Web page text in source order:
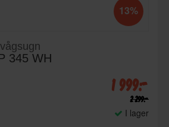
13%
345 WH
1 999:-
2 299:-
I lager